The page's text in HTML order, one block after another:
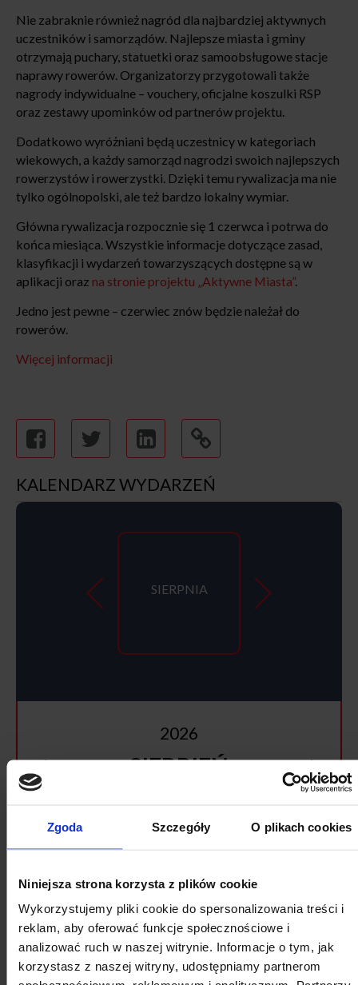
Zgoda Szczegóły O plikach cookies
Niniejsza strona korzysta z plików cookie
Wykorzystujemy pliki cookie do spersonalizowania treści i
reklam, aby oferować funkcje społecznościowe i
analizować ruch w naszej witrynie. Informacje o tym, jak
korzystasz z naszej witryny, udostępniamy partnerom
Nie zabraknie również nagród dla najbardziej aktywnych
uczestników i samorządów. Najlepsze miasta i gminy
otrzymają puchary, statuetki oraz samoobsługowe stacje
naprawy rowerów. Organizatorzy przygotowali także
nagrody indywidualne – vouchery, oficjalne koszulki RSP
oraz zestawy upominków od partnerów projektu.
Dodatkowo wyróżniani będą uczestnicy w kategoriach
wiekowych, a każdy samorząd nagrodzi swoich najlepszych
rowerzystów i rowerzystki. Dzięki temu rywalizacja ma nie
tylko ogólnopolski, ale też bardzo lokalny wymiar.
Główna rywalizacja rozpocznie się 1 czerwca i potrwa do
końca miesiąca. Wszystkie informacje dotyczące zasad,
klasyfikacji i wydarzeń towarzyszących dostępne są w
aplikacji oraz na stronie projektu „Aktywne Miasta”.
Jedno jest pewne – czerwiec znów będzie należał do
rowerów.
Więcej informacji
KALENDARZ WYDARZEŃ
SIERPNIA
2026
SIERPIEŃ
Pon So
Nd
27
28
3 4 5 6 7
10 11 12 13 14 15 16
17 18 19 20 21 22 23
24 25 26 27 28 29 30